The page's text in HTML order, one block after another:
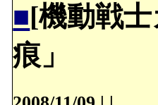
■[機動戦
痕」